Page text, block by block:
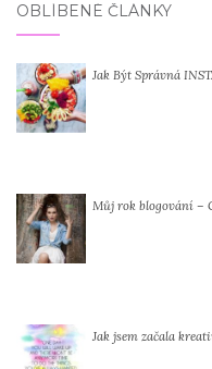
OBLÍBENÉ ČLÁNKY
Jak Být Správná
Můj rok blogování –
Jak jsem začala